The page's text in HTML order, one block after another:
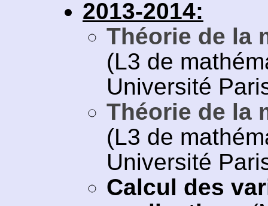
2013-2014:
Théorie de la
(L3 de
Université
Théorie de la
(L3 de
Université
Calcul des